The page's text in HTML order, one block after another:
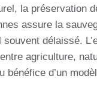
la préservation
assure la
délaissé.
agriculture,
bénéfice d’un